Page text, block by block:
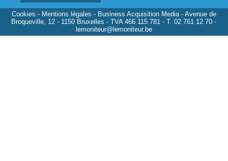
Cookies - Mentions légales - Business Acquisition Media - Avenue de
Broqueville, 12 - 1150 Bruxelles - TVA 466 115 781 - T. 02 761 12 70 -
lemoniteur@lemoniteur.be